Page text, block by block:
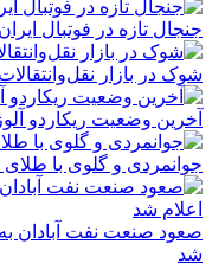
جنجال تازه در فوتبال
شوک در بازار
آخرین وضعیت ریکاردو
جوانمردی و گلوی با
صعود صنعت نفت آبادان
شد